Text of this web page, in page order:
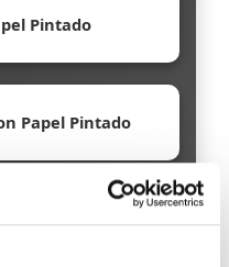
Pintado
Papel Pintado